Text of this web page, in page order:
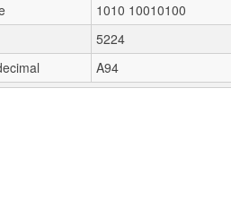
1010 10010100
5224
A94